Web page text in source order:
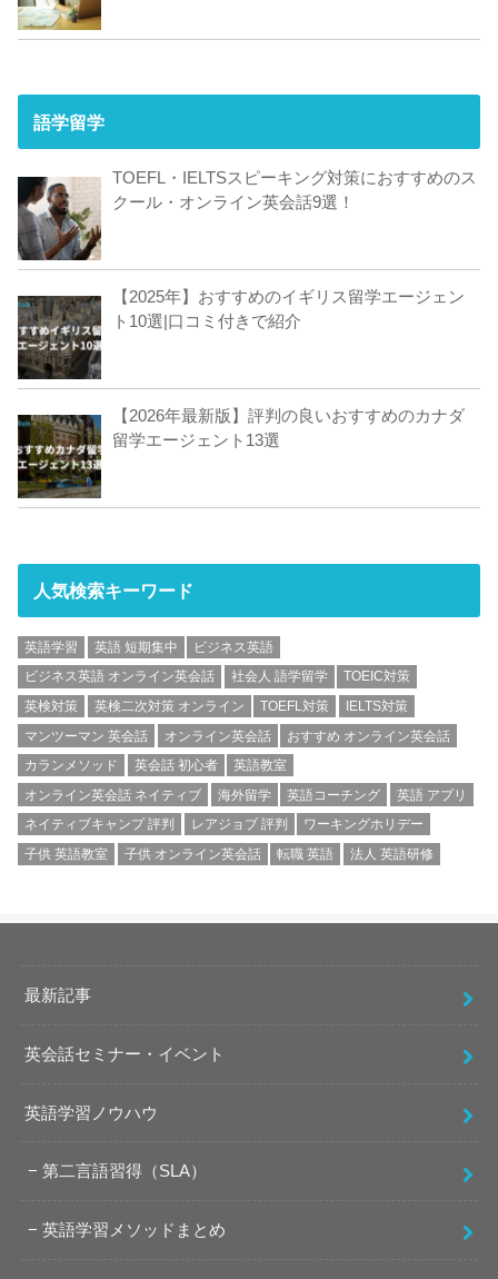
語学留学
TOEFL・IELTSスピーキング対策におすすめのス
クール・オンライン英会話9選！
【2025年】おすすめのイギリス留学エージェン
ト10選|口コミ付きで紹介
【2026年最新版】評判の良いおすすめのカナダ
留学エージェント13選
人気検索キーワード
英語学習 英語 短期集中
ビジネス英語
ビジネス英語 オンライン英会話
社会人 語学留学
TOEIC対策
英検対策
英検二次対策 オンライン TOEFL対策
IELTS対策
マンツーマン 英会話
オンライン英会話
おすすめ オンライン英会話
カランメソッド
英会話 初心者
英語教室
オンライン英会話 ネイティブ
海外留学 英語コーチング
英語 アプリ
ネイティブキャンプ 評判
レアジョブ 評判
ワーキングホリデー
子供 英語教室
子供 オンライン英会話 転職 英語 法人 英語研修
最新記事
英会話セミナー・イベント
英語学習ノウハウ
第二言語習得（SLA）
英語学習メソッドまとめ